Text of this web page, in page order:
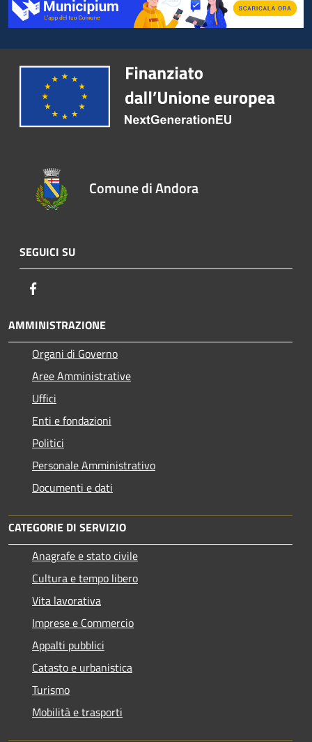
Comune di Andora
SEGUICI SU
AMMINISTRAZIONE
Organi di Governo
Aree Amministrative
Uffici
Enti e fondazioni
Politici
Personale Amministrativo
Documenti e dati
CATEGORIE DI SERVIZIO
Anagrafe e stato civile
Cultura e tempo libero
Vita lavorativa
Imprese e Commercio
Appalti pubblici
Catasto e urbanistica
Turismo
Mobilità e trasporti